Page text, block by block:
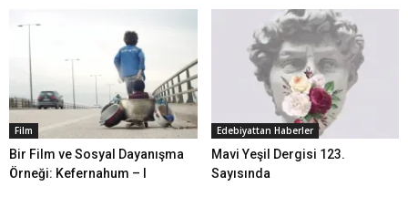
Film
Bir Film ve Sosyal Dayanışma
Örneği: Kefernahum – I
Edebiyattan Haberler
Mavi Yeşil Dergisi 123.
Sayısında